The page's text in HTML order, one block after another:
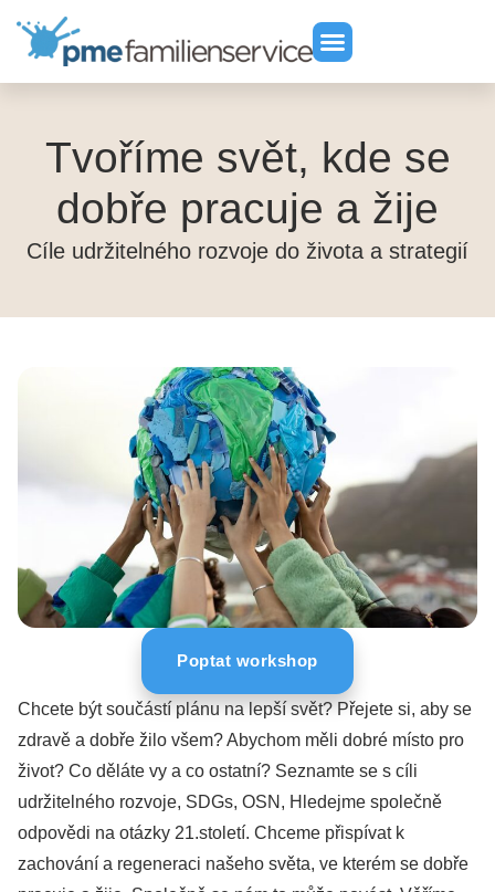
Tvoříme svět, kde se
dobře pracuje a žije
Cíle udržitelného rozvoje do života a strategií
Poptat workshop
Chcete být součástí plánu na lepší svět? Přejete si, aby se
zdravě a dobře žilo všem? Abychom měli dobré místo pro
život? Co děláte vy a co ostatní? Seznamte se s cíli
udržitelného rozvoje, SDGs, OSN, Hledejme společně
odpovědi na otázky 21.století. Chceme přispívat k
zachování a regeneraci našeho světa, ve kterém se dobře